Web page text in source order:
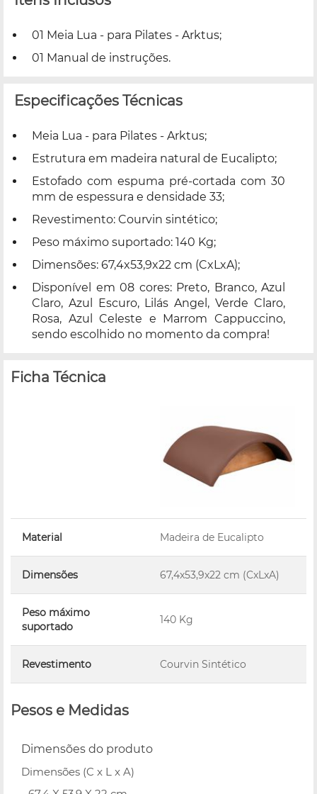
01 Meia Lua - para Pilates - Arktus;
01 Manual de instruções.
Especificações Técnicas
Meia Lua - para Pilates - Arktus;
Estrutura em madeira natural de Eucalipto;
Estofado com espuma pré-cortada com 30
mm de espessura e densidade 33;
Revestimento: Courvin sintético;
Peso máximo suportado: 140 Kg;
Dimensões: 67,4x53,9x22 cm (CxLxA);
Disponível em 08 cores: Preto, Branco, Azul
Claro, Azul Escuro, Lilás Angel, Verde Claro,
Rosa, Azul Celeste e Marrom Cappuccino,
sendo escolhido no momento da compra!
Ficha Técnica
Material Madeira de Eucalipto
Dimensões 67,4x53,9x22 cm (CxLxA)
Peso máximo
suportado
140 Kg
Revestimento Courvin Sintético
Pesos e Medidas
Dimensões do produto
Dimensões (C x L x A)